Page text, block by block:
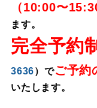
（10:00〜
ます。
完全予約
3636）でご予約
いたします。